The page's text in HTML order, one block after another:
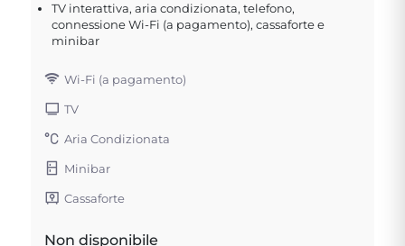
TV interattiva, aria condizionata, telefono,
connessione Wi-Fi (a pagamento), cassaforte e
minibar
Wi-Fi (a pagamento)
TV
Aria Condizionata
Minibar
Cassaforte
Non disponibile